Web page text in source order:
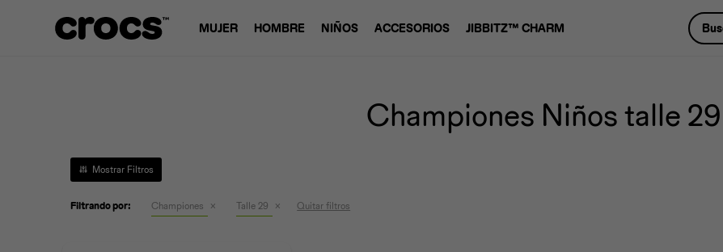
MUJER HOMBRE NIÑOS ACCESORIOS JIBBITZ™ CHARM
Championes Niños talle 29
Filtrando por: Championes Talle 29 Quitar filtros